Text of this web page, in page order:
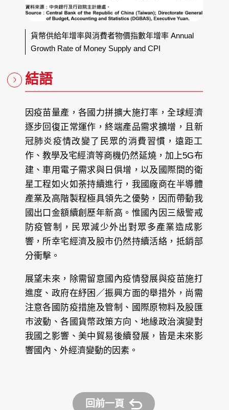
貨幣供給年增率與消費者物價指數年增率 Annual
Growth Rate of Money Supply and CPI
結語
因疫苗量產，各國力拼擴大施打率，全球經濟
逐步回復正常運作，終端產品需求擴增，且新
冠肺炎疫情改變了民眾的消費習慣，遠距工
作、教學及宅經濟等商機仍然延燒，加上5G布
建、車用電子需求與日俱增，以及國際間的衛
星工程如火如荼持續進行，我國廠商在半導體
產業及高階製程極具領先之優勢，因而帶動我
國出口金額續創歷年新高。惟國內因三級警戒
防疫管制，民眾減少外出對眾多產業造成影
響，所幸宅經濟及股市仍然持續活絡，抵銷部
分衝擊。
展望未來，除需留意國內疫情發展與疫苗施打
進度、政府在紓困／振興方面的舉措外，尚需
注意各國防疫措施及管制、國際原物料及股匯
市波動、各國貨幣政策方向、地緣政治演變對
我國之影響、美中貿易後續發展，皆是未來影
響國內、外經濟變動的因素。
回前一頁